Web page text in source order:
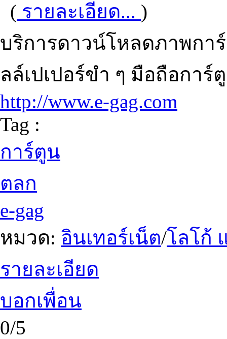
( รายละเอียด... )
บริการดาวน์โหลดภาพกา
ลล์เปเปอร์ขำ ๆ มือถือกา
http://www.e-gag.com
Tag :
การ์ตูน
ตลก
e-gag
หมวด: อินเทอร์เน็ต/โลโก้
รายละเอียด
บอกเพื่อน
0/5